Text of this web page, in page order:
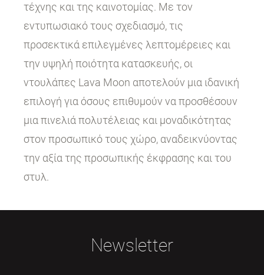
τέχνης και της καινοτομίας. Με τον
εντυπωσιακό τους σχεδιασμό, τις
προσεκτικά επιλεγμένες λεπτομέρειες και
την υψηλή ποιότητα κατασκευής, οι
ντουλάπες Lava Moon αποτελούν μια ιδανική
επιλογή για όσους επιθυμούν να προσθέσουν
μια πινελιά πολυτέλειας και μοναδικότητας
στον προσωπικό τους χώρο, αναδεικνύοντας
την αξία της προσωπικής έκφρασης και του
στυλ.
Newsletter